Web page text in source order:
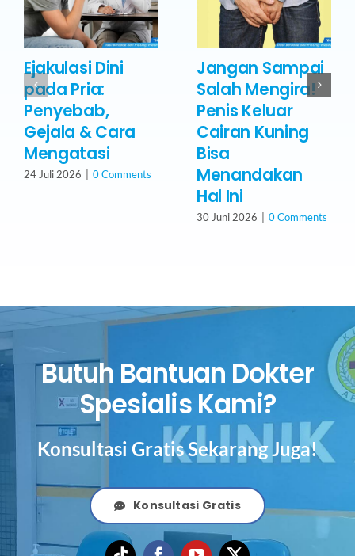
Ejakulasi Dini
pada Pria:
Penyebab,
Gejala & Cara
Mengatasi
24 Juli 2026 0 Comments
Jangan Sampai
Salah Mengira!
Penis Keluar
Cairan Kuning
Bisa
Menandakan
Hal Ini
30 Juni 2026 0 Comments
Butuh Bantuan Dokter
Spesialis Kami?
Konsultasi Gratis Sekarang Juga!
Konsultasi Gratis